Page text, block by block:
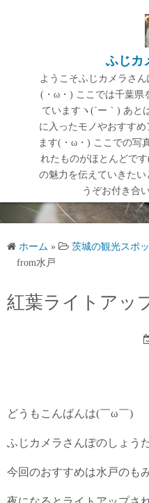
ふじカ
ようこそふじカメラさ
(・ω・) ここでは千葉県
ていますヽ(´ー｀) あと
に入ったモノやおすす
ます(・ω・) ここでの写
れたものがほとんどで
の魅力を伝えていきた
うぞお付き合
ホーム » 茨城の観光スポ
from水戸
紅葉ライトア
どうもこんばんは(￣ω￣)
ふじカメラさんぽのしょう
今回のおすすめは水戸のも